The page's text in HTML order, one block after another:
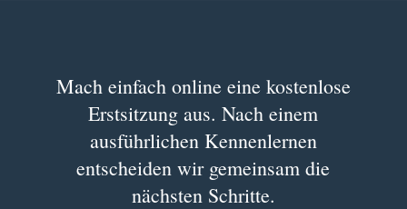
Mach einfach online eine kostenlose
Erstsitzung aus. Nach einem
ausführlichen Kennenlernen
entscheiden wir gemeinsam die
nächsten Schritte.